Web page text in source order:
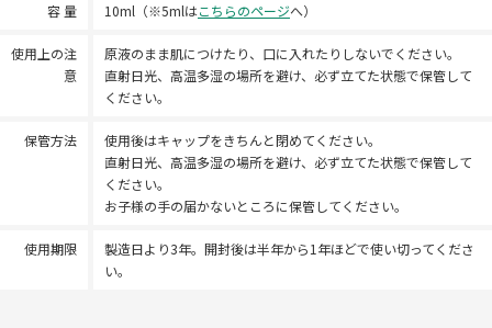
容 量 10ml（※5mlはこちらのページへ）
使用上の注
意
原液のまま肌につけたり、口に入れたりしないでください。
直射日光、高温多湿の場所を避け、必ず立てた状態で保管して
ください。
保管方法
使用後はキャップをきちんと閉めてください。
直射日光、高温多湿の場所を避け、必ず立てた状態で保管して
ください。
お子様の手の届かないところに保管してください。
使用期限
製造日より3年。開封後は半年から1年ほどで使い切ってくださ
い。